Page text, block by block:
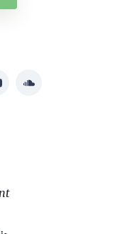
Soundcloud